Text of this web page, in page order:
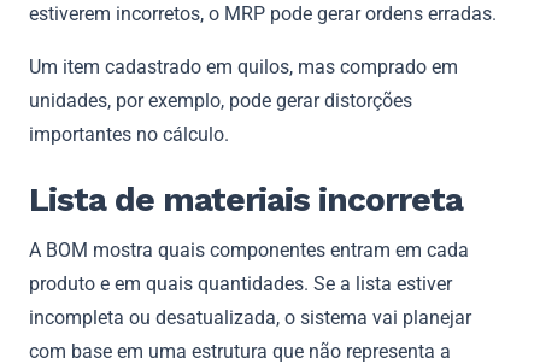
estiverem incorretos, o MRP pode gerar ordens erradas.
Um item cadastrado em quilos, mas comprado em
unidades, por exemplo, pode gerar distorções
importantes no cálculo.
Lista de materiais incorreta
A BOM mostra quais componentes entram em cada
produto e em quais quantidades. Se a lista estiver
incompleta ou desatualizada, o sistema vai planejar
com base em uma estrutura que não representa a